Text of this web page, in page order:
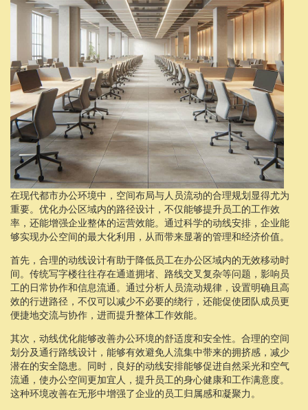
在现代都市办公环境中，空间布局与人员流动的合理规划显得尤为
重要。优化办公区域内的路径设计，不仅能够提升员工的工作效
率，还能增强企业整体的运营效能。通过科学的动线安排，企业能
够实现办公空间的最大化利用，从而带来显著的管理和经济价值。
首先，合理的动线设计有助于降低员工在办公区域内的无效移动时
间。传统写字楼往往存在通道拥堵、路线交叉复杂等问题，影响员
工的日常协作和信息流通。通过分析人员流动规律，设置明确且高
效的行进路径，不仅可以减少不必要的绕行，还能促使团队成员更
便捷地交流与协作，进而提升整体工作效能。
其次，动线优化能够改善办公环境的舒适度和安全性。合理的空间
划分及通行路线设计，能够有效避免人流集中带来的拥挤感，减少
潜在的安全隐患。同时，良好的动线安排能够促进自然采光和空气
流通，使办公空间更加宜人，提升员工的身心健康和工作满意度。
这种环境改善在无形中增强了企业的员工归属感和凝聚力。